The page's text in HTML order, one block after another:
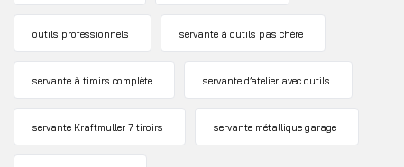
outils professionnels servante à outils pas chère
servante à tiroirs complète servante d’atelier avec outils
servante Kraftmuller 7 tiroirs servante métallique garage